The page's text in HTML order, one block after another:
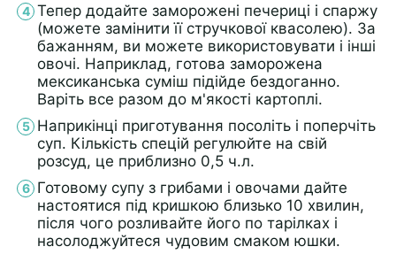
Тепер додайте заморожені печериці і спаржу
(можете замінити її стручкової квасолею). За
бажанням, ви можете використовувати і інші
овочі. Наприклад, готова заморожена
мексиканська суміш підійде бездоганно.
Варіть все разом до м'якості картоплі.
Наприкінці приготування посоліть і поперчіть
суп. Кількість спецій регулюйте на свій
розсуд, це приблизно 0,5 ч.л.
Готовому супу з грибами і овочами дайте
настоятися під кришкою близько 10 хвилин,
після чого розливайте його по тарілках і
насолоджуйтеся чудовим смаком юшки.